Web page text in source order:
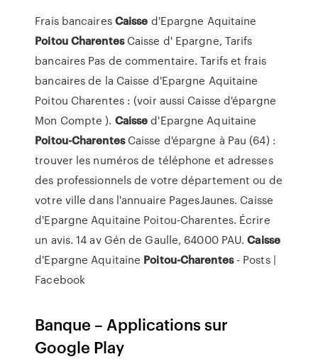
Frais bancairesCaisse d'Epargne Aquitaine
PoitouCharentesCaisse d' Epargne, Tarifs
bancaires Pas de commentaire. Tarifs et frais
bancaires de la Caisse d'Epargne Aquitaine
Poitou Charentes : (voir aussi Caisse d'épargne
Mon Compte ). Caissed'Epargne Aquitaine
Poitou-CharentesCaisse d'épargne à Pau (64) :
trouver les numéros de téléphone et adresses
des professionnels de votre département ou de
votre ville dans l'annuaire PagesJaunes. Caisse
d'Epargne Aquitaine Poitou-Charentes. Écrire
un avis. 14 av Gén de Gaulle, 64000 PAU.Caisse
d'Epargne Aquitaine Poitou-Charentes- Posts |
Facebook
Banque – Applications sur
Google Play